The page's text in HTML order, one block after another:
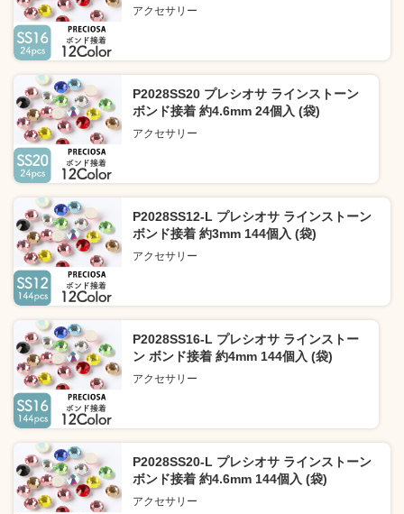
アクセサリー
P2028SS20 プレシオサ ラインストーン
ボンド接着 約4.6mm 24個入 (袋)
アクセサリー
P2028SS12-L プレシオサ ラインストーン
ボンド接着 約3mm 144個入 (袋)
アクセサリー
P2028SS16-L プレシオサ ラインストー
ン ボンド接着 約4mm 144個入 (袋)
アクセサリー
P2028SS20-L プレシオサ ラインストーン
ボンド接着 約4.6mm 144個入 (袋)
アクセサリー